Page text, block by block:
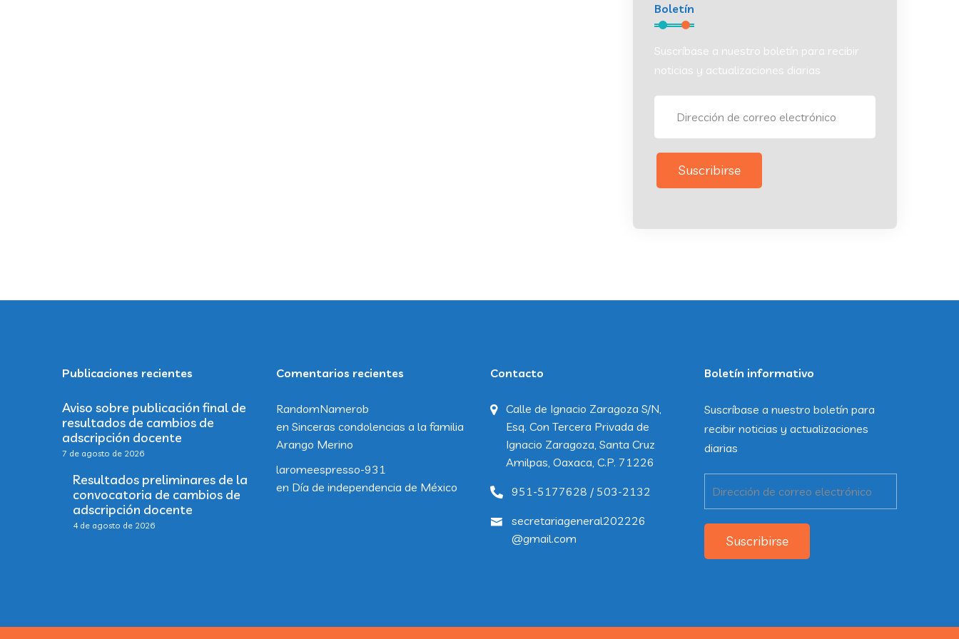
Boletín
Suscríbase a nuestro boletín para recibir
noticias y actualizaciones diarias
Suscribirse
Publicaciones recientes
Aviso sobre publicación final de
resultados de cambios de
adscripción docente
7 de agosto de 2026
Resultados preliminares de la
convocatoria de cambios de
adscripción docente
4 de agosto de 2026
Comentarios recientes
RandomNamerob
en Sinceras condolencias a la familia
Arango Merino
laromeespresso-931
en Día de independencia de México
Contacto
Calle de Ignacio Zaragoza S/N,
Esq. Con Tercera Privada de
Ignacio Zaragoza, Santa Cruz
Amilpas, Oaxaca, C.P. 71226
951-5177628 / 503-2132
secretariageneral202226
@gmail.com
Boletín informativo
Suscríbase a nuestro boletín para
recibir noticias y actualizaciones
diarias
Suscribirse